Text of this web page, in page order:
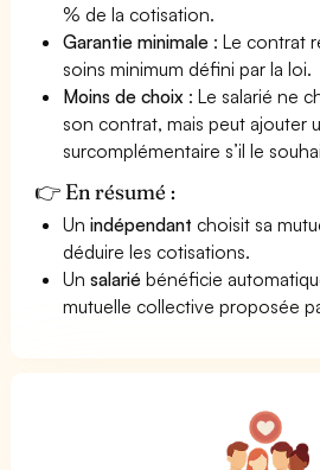
% de la cotisation.
Garantie minimale : Le contrat
soins minimum défini par la loi.
Moins de choix : Le salarié ne
son contrat, mais peut ajouter
surcomplémentaire s’il le
👉 En résumé :
Unindépendant choisit sa
déduire les cotisations.
Unsalarié bénéficie
mutuelle collective proposée